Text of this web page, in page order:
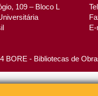
109 – Bloco L
BORE - Bibliotecas de